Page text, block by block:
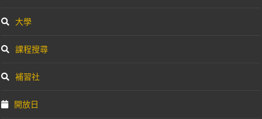
大學
課程搜尋
補習社
開放日